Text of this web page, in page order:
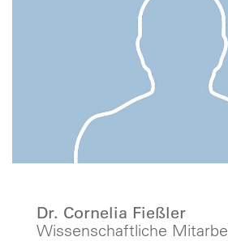
Dr. Cornelia Fießler
Wissenschaftliche